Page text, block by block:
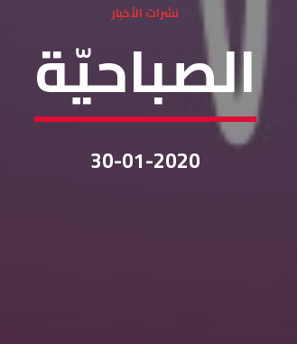
نشرات الأخبار
الصباحيّة
30-01-2020